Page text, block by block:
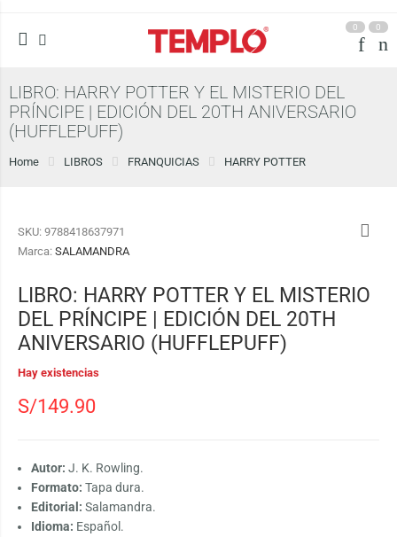
0 0
LIBRO: HARRY POTTER Y EL MISTERIO DEL
PRÍNCIPE | EDICIÓN DEL 20TH ANIVERSARIO
(HUFFLEPUFF)
Home LIBROS FRANQUICIAS HARRY POTTER
SKU: 9788418637971
Marca: SALAMANDRA
LIBRO: HARRY POTTER Y EL MISTERIO
DEL PRÍNCIPE | EDICIÓN DEL 20TH
ANIVERSARIO (HUFFLEPUFF)
Hay existencias
S/149.90
Autor: J. K. Rowling.
Formato: Tapa dura.
Editorial: Salamandra.
Idioma: Español.